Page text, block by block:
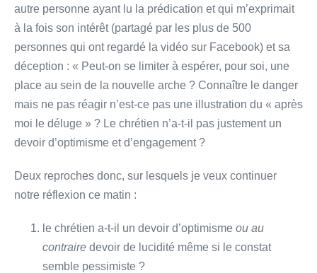
autre personne ayant lu la prédication et qui m’exprimait
à la fois son intérêt (partagé par les plus de 500
personnes qui ont regardé la vidéo sur Facebook) et sa
déception : « Peut-on se limiter à espérer, pour soi, une
place au sein de la nouvelle arche ? Connaître le danger
mais ne pas réagir n’est-ce pas une illustration du « après
moi le déluge » ? Le chrétien n’a-t-il pas justement un
devoir d’optimisme et d’engagement ?
Deux reproches donc, sur lesquels je veux continuer
notre réflexion ce matin :
le chrétien a-t-il un devoir d’optimisme ou au
contraire devoir de lucidité même si le constat
semble pessimiste ?